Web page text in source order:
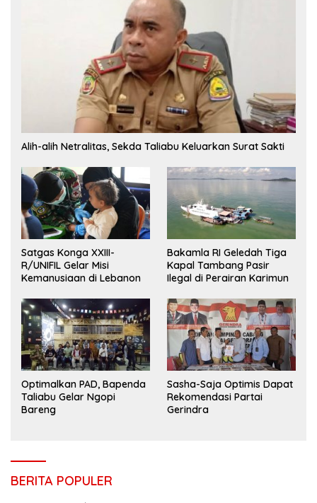
Alih-alih Netralitas, Sekda Taliabu Keluarkan Surat Sakti
Satgas Konga XXIII-
R/UNIFIL Gelar Misi
Kemanusiaan di Lebanon
Bakamla RI Geledah Tiga
Kapal Tambang Pasir
Ilegal di Perairan Karimun
Optimalkan PAD, Bapenda
Taliabu Gelar Ngopi
Bareng
Sasha-Saja Optimis Dapat
Rekomendasi Partai
Gerindra
BERITA POPULER